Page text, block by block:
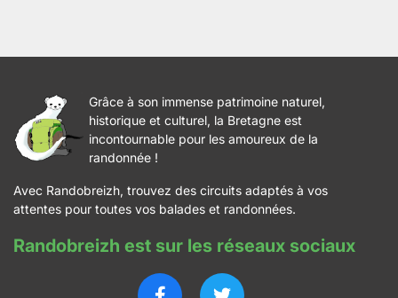
Grâce à son immense patrimoine naturel,
historique et culturel, la Bretagne est
incontournable pour les amoureux de la
randonnée !
Avec Randobreizh, trouvez des circuits adaptés à vos
attentes pour toutes vos balades et randonnées.
Randobreizh est sur les réseaux sociaux